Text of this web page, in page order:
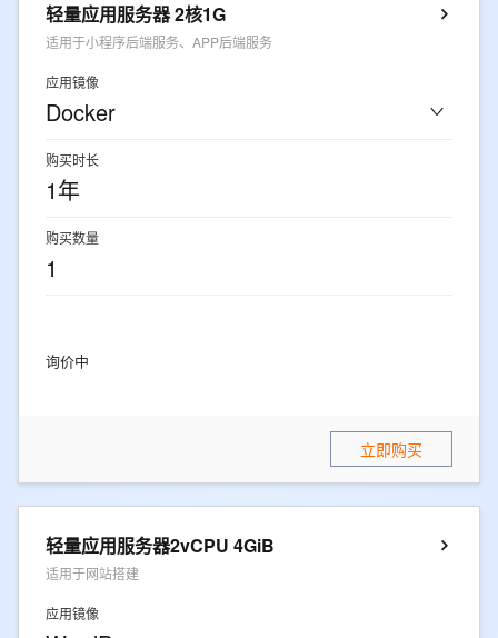
轻量应用服务器 2核1G
适用于小程序后端服务、APP后端服务
应用镜像
Docker
购买时长
1年
购买数量
1
询价中
立即购买
轻量应用服务器2vCPU 4GiB
适用于网站搭建
应用镜像